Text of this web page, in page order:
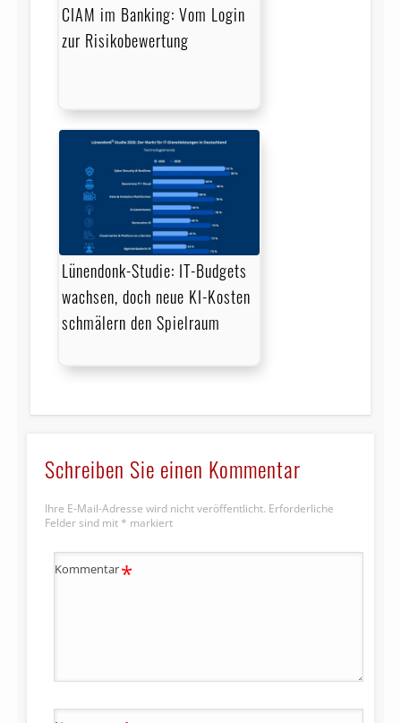
CIAM im Banking: Vom Login
zur Risikobewertung
Lünendonk-Studie: IT-Budgets
wachsen, doch neue KI-Kosten
schmälern den Spielraum
Schreiben Sie einen Kommentar
Ihre E-Mail-Adresse wird nicht veröffentlicht. Erforderliche
Felder sind mit * markiert
Kommentar*